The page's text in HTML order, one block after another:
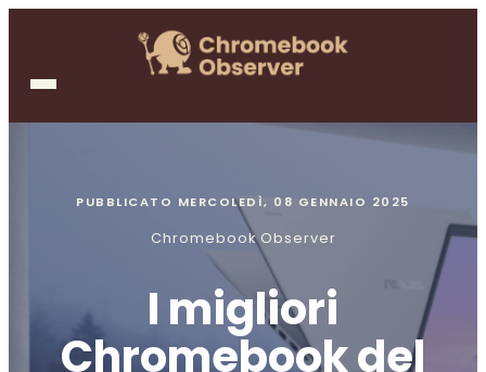
PUBBLICATO MERCOLEDÌ, 08 GENNAIO 2025
Chromebook Observer
I migliori
Chromebook del